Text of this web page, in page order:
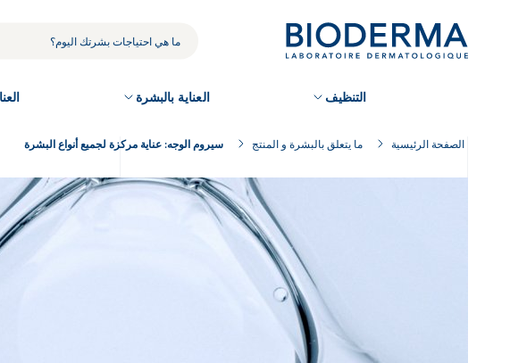
التنظيف العناية بالبشرة
الصفحة الرئيسية ما يتعلق بالبشرة و المنتج سيروم الوجه: عناية مركزة لجميع أنواع البشرة